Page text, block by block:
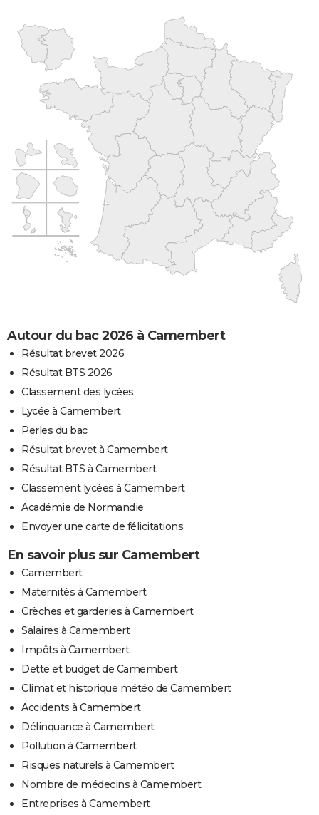
Autour du bac 2026 à Camembert
Résultat brevet 2026
Résultat BTS 2026
Classement des lycées
Lycée à Camembert
Perles du bac
Résultat brevet à Camembert
Résultat BTS à Camembert
Classement lycées à Camembert
Académie de Normandie
Envoyer une carte de félicitations
En savoir plus sur Camembert
Camembert
Maternités à Camembert
Crèches et garderies à Camembert
Salaires à Camembert
Impôts à Camembert
Dette et budget de Camembert
Climat et historique météo de Camembert
Accidents à Camembert
Délinquance à Camembert
Pollution à Camembert
Risques naturels à Camembert
Nombre de médecins à Camembert
Entreprises à Camembert